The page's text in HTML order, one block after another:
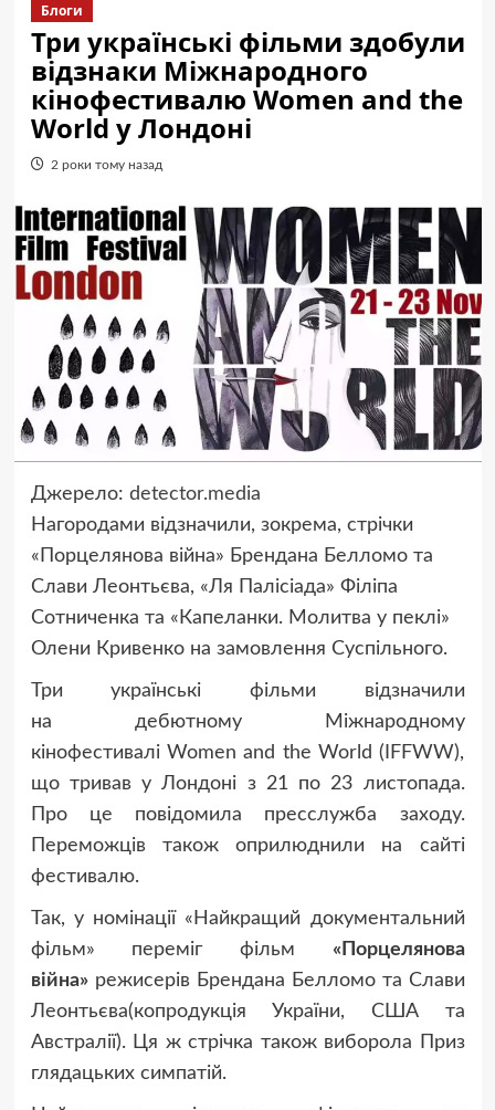
Блоги
Три українські фільми здобули
відзнаки Міжнародного
кінофестивалю Women and the
World у Лондоні
2 роки тому назад
Джерело: detector.media
Нагородами відзначили, зокрема, стрічки
«Порцелянова війна» Брендана Белломо та
Слави Леонтьєва, «Ля Палісіада» Філіпа
Сотниченка та «Капеланки. Молитва у пеклі»
Олени Кривенко на замовлення Суспільного.
Три українські фільми відзначили
на дебютному Міжнародному
кінофестивалі Women and the World (IFFWW),
що тривав у Лондоні з 21 по 23 листопада.
Про це повідомила пресслужба заходу.
Переможців також оприлюднили на сайті
фестивалю.
Так, у номінації «Найкращий документальний
фільм» переміг фільм « Порцелянова
війна»режисерів Брендана Белломо та Слави
Леонтьєва(копродукція України, США та
Австралії). Ця ж стрічка також виборола Приз
глядацьких симпатій.